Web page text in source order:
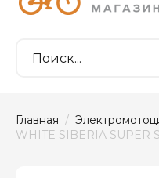
Главная /
WHITE SIBERIA SUPER